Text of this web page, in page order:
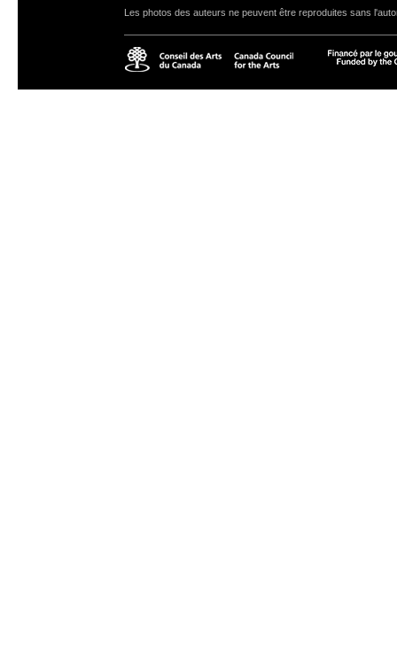
Les photos des auteurs ne peuvent être reproduites sans